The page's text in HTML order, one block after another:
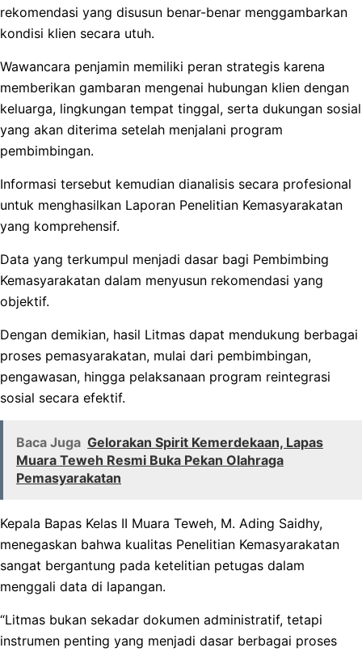
rekomendasi yang disusun benar-benar menggambarkan
kondisi klien secara utuh.
Wawancara penjamin memiliki peran strategis karena
memberikan gambaran mengenai hubungan klien dengan
keluarga, lingkungan tempat tinggal, serta dukungan sosial
yang akan diterima setelah menjalani program
pembimbingan.
Informasi tersebut kemudian dianalisis secara profesional
untuk menghasilkan Laporan Penelitian Kemasyarakatan
yang komprehensif.
Data yang terkumpul menjadi dasar bagi Pembimbing
Kemasyarakatan dalam menyusun rekomendasi yang
objektif.
Dengan demikian, hasil Litmas dapat mendukung berbagai
proses pemasyarakatan, mulai dari pembimbingan,
pengawasan, hingga pelaksanaan program reintegrasi
sosial secara efektif.
Baca Juga Gelorakan Spirit Kemerdekaan, Lapas
Muara Teweh Resmi Buka Pekan Olahraga
Pemasyarakatan
Kepala Bapas Kelas II Muara Teweh, M. Ading Saidhy,
menegaskan bahwa kualitas Penelitian Kemasyarakatan
sangat bergantung pada ketelitian petugas dalam
menggali data di lapangan.
“Litmas bukan sekadar dokumen administratif, tetapi
instrumen penting yang menjadi dasar berbagai proses